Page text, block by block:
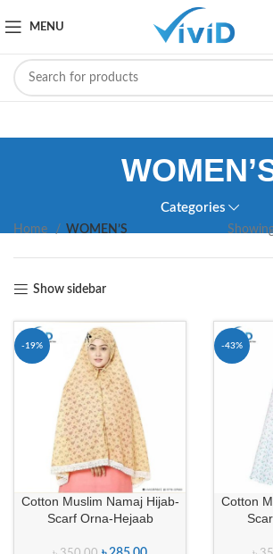
MENU
Categories
Home WOMEN’S
Show sidebar
-19%
Cotton Muslim Namaj Hijab-
Scarf Orna-Hejaab
-43%
Cotton